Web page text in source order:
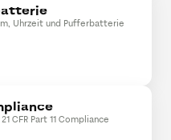
Uhrzeit und Pufferbatterie
CFR Part 11 Compliance